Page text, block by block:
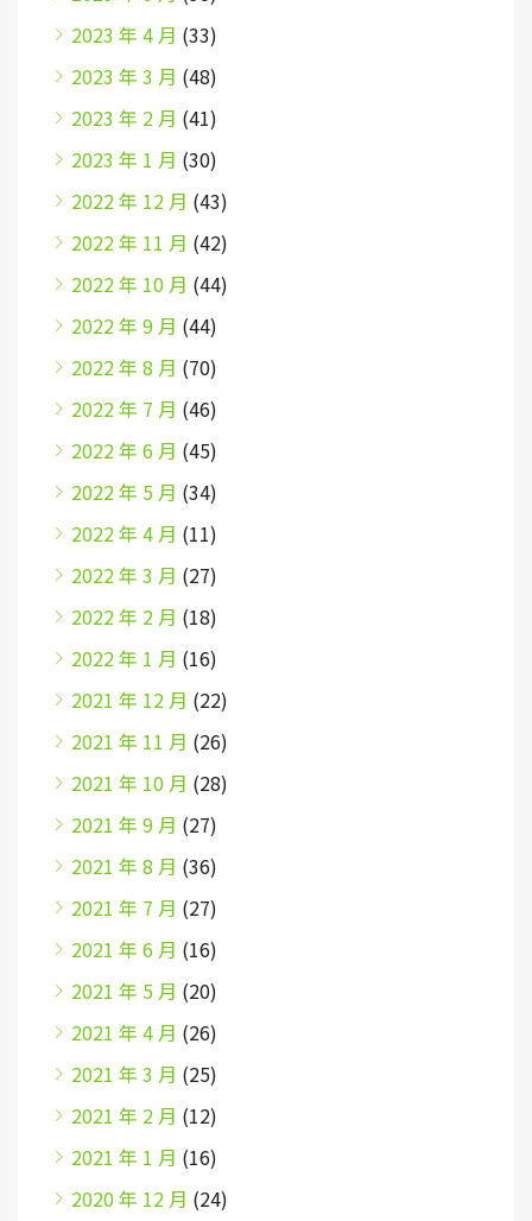
2023 年 4 月 (33)
2023 年 3 月 (48)
2023 年 2 月 (41)
2023 年 1 月 (30)
2022 年 12 月 (43)
2022 年 11 月 (42)
2022 年 10 月 (44)
2022 年 9 月 (44)
2022 年 8 月 (70)
2022 年 7 月 (46)
2022 年 6 月 (45)
2022 年 5 月 (34)
2022 年 4 月 (11)
2022 年 3 月 (27)
2022 年 2 月 (18)
2022 年 1 月 (16)
2021 年 12 月 (22)
2021 年 11 月 (26)
2021 年 10 月 (28)
2021 年 9 月 (27)
2021 年 8 月 (36)
2021 年 7 月 (27)
2021 年 6 月 (16)
2021 年 5 月 (20)
2021 年 4 月 (26)
2021 年 3 月 (25)
2021 年 2 月 (12)
2021 年 1 月 (16)
2020 年 12 月 (24)